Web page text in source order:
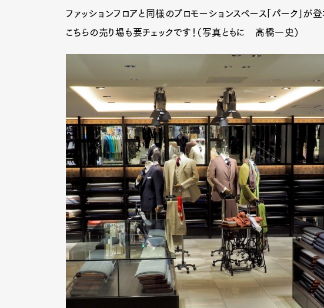
Gourmet
ファッションフロアと同様のプロモーションスペース「パーク」が登
こちらの売り場も要チェックです！（写真ともに 高橋一史）